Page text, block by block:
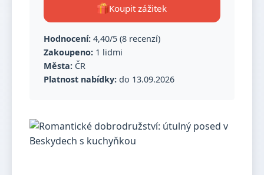
Koupit zážitek
Hodnocení: 4,40/5 (8 recenzí)
Zakoupeno: 1 lidmi
Města: ČR
Platnost nabídky: do 13.09.2026